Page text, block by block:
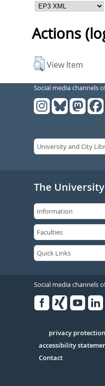
Actions
View Item
Social media channels
The
Social media channels
Serivce
privacy
accessibility
Contact